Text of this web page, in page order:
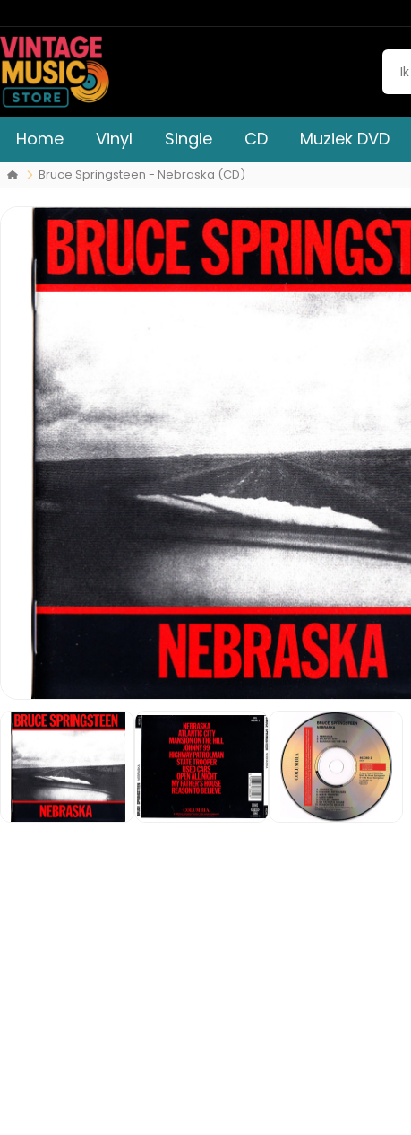
Home Vinyl Single CD Muziek DVD
Bruce Springsteen - Nebraska (CD)